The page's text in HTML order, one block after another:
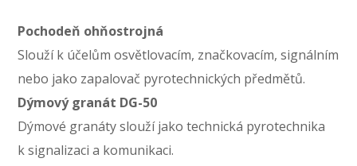
Pochodeň ohňostrojná
Slouží k účelům osvětlovacím, značkovacím, signálním
nebo jako zapalovač pyrotechnických předmětů.
Dýmový granát DG-50
Dýmové granáty slouží jako technická pyrotechnika
k signalizaci a komunikaci.